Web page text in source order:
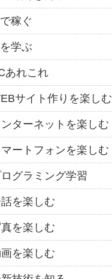
稼ぐ
学ぶ
あれこれ
サイト作りを楽しむ
ンターネットを楽しむ
ートフォンを楽しむ
グラミング学習
を楽しむ
を楽しむ
を楽しむ